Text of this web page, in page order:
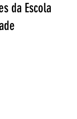
da Escola
5 estrelas.